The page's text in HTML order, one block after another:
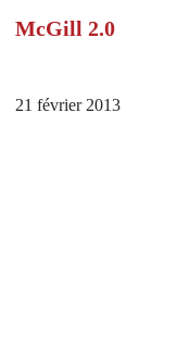
McGill 2.0
21 février 2013